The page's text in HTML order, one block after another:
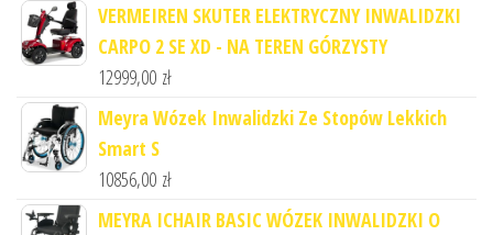
VERMEIREN SKUTER ELEKTRYCZNY INWALIDZKI
CARPO 2 SE XD - NA TEREN GÓRZYSTY
12999,00 zł
Meyra Wózek Inwalidzki Ze Stopów Lekkich
Smart S
10856,00 zł
MEYRA ICHAIR BASIC WÓZEK INWALIDZKI O